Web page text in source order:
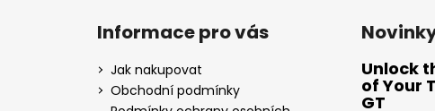
Informace pro vás
Jak nakupovat
Obchodní podmínky
Unlock
of Your
GT